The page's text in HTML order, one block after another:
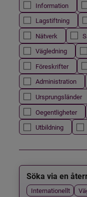
Information
Lagstiftning
Nätverk
Vägledning
Föreskrifter
Administration
Ursprungsländer
Oegentligheter
Utbildning
Söka via en
Internationellt